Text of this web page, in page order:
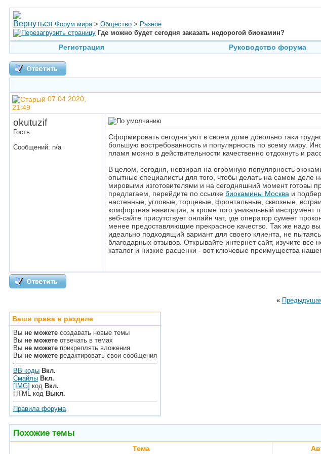
Форум мира > Общество > Разное
Где можно будет сегодня заказать недорогой биокамин?
Регистрация Руководство форума
07.04.2020,
21:49
okutuzif
Гость
Сообщений: n/a
Сформировать сегодня уют в своем доме довольно таки
большую востребованность и популярность по всему миру.
пламя можно в действительности качественно отдохнуть и
В целом, сегодня, невзирая на огромную популярность
опытные специалисты для того, чтобы делать на самом
мировыми изготовителями и на сегодняшний момент готовы
предлагаем, перейдите по ссылке биокамины Москва и
настенные, угловые, торцевые, фронтальные, сквозные,
комфортная навигация, а кроме того уникальный
веб-сайте присутствует онлайн чат, где оператор сумеет
менее предоставляющие прекрасное качество. Так же надо
идеально подходящий вариант для своего клиента, не
благодарных отзывов. Открывайте интернет сайт, изучите
каталог и низкие расценки - вот ключевые преимущества
«
Ваши права в разделе
Вы не можете создавать новые темы
Вы не можете отвечать в темах
Вы не можете прикреплять вложения
Вы не можете редактировать свои сообщения
BB коды Вкл.
Смайлы Вкл.
[IMG] код Вкл.
HTML код Выкл.
Правила форума
Похожие темы
Тема